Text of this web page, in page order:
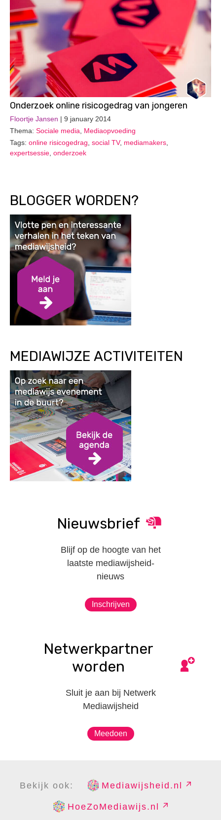
Onderzoek online risicogedrag van jongeren
Floortje Jansen | 9 january 2014
Thema: Sociale media
Mediaopvoeding
Tags: online risicogedrag social TV, mediamakers
expertsessie onderzoek
BLOGGER WORDEN?
MEDIAWIJZE ACTIVITEITEN
Nieuwsbrief
Blijf op de hoogte van het
laatste mediawijsheid-
nieuws
Inschrijven
Netwerkpartner
worden
Sluit je aan bij Netwerk
Mediawijsheid
Meedoen
Bekijk ook: Mediawijsheid.nl
HoeZoMediawijs.nl